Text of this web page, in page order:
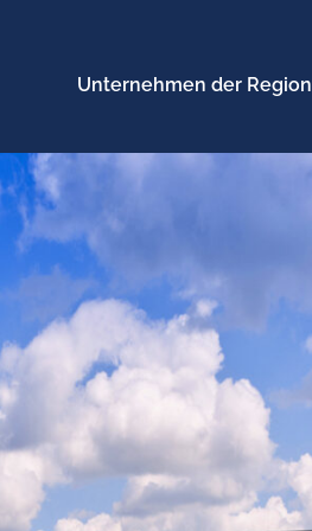
Unternehmen der Region